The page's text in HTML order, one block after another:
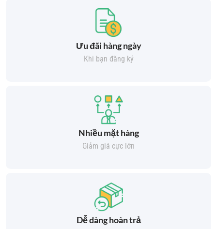
Ưu đãi hàng ngày
Khi bạn đăng ký
Nhiều mặt hàng
Giảm giá cực lớn
Dễ dàng hoàn trả